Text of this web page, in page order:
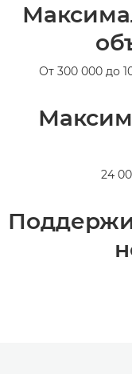
От 300 000 до
24